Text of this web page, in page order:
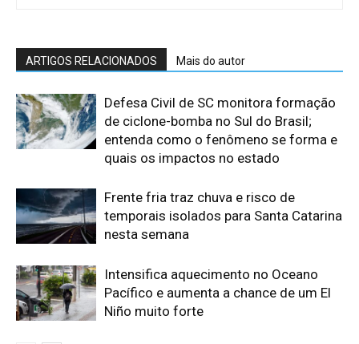
ARTIGOS RELACIONADOS Mais do autor
Defesa Civil de SC monitora formação
de ciclone-bomba no Sul do Brasil;
entenda como o fenômeno se forma e
quais os impactos no estado
Frente fria traz chuva e risco de
temporais isolados para Santa Catarina
nesta semana
Intensifica aquecimento no Oceano
Pacífico e aumenta a chance de um El
Niño muito forte